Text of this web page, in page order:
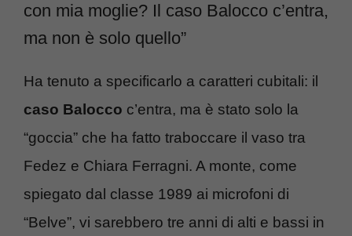
con mia moglie? Il caso Balocco c’entra,
ma non è solo quello”
Ha tenuto a specificarlo a caratteri cubitali: il
caso Balocco c’entra, ma è stato solo la
“goccia” che ha fatto traboccare il vaso tra
Fedez e Chiara Ferragni. A monte, come
spiegato dal classe 1989 ai microfoni di
“Belve”, vi sarebbero tre anni di alti e bassi in